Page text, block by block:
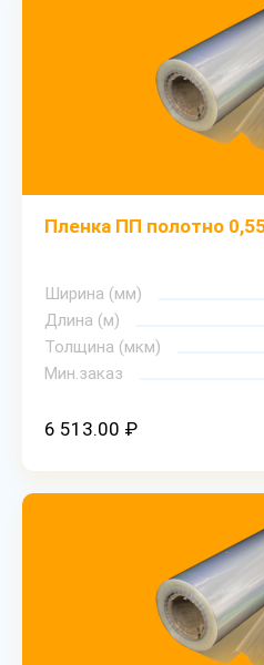
Пленка ПП полотно
Ширина (мм)
Длина (м)
Толщина (мкм)
Мин.заказ
6 513.00 ₽